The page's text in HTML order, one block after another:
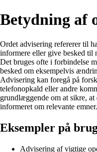
Betydning af
Ordet advisering refererer til
informere eller give besked til
Det bruges ofte i forbindelse
besked om eksempelvis
Advisering kan foregå på
telefonopkald eller andre
grundlæggende om at sikre,
informeret om relevante emner.
Eksempler på
Advisering af vigtige